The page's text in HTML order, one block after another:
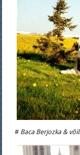
# Baca Berjozka &